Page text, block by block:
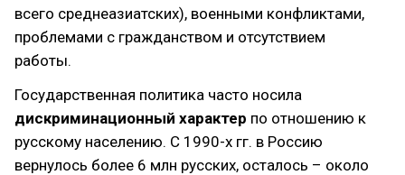
всего среднеазиатских), военными конфликтами,
проблемами с гражданством и отсутствием
работы.
Государственная политика часто носила
дискриминационный характер по отношению к
русскому населению. С 1990-х гг. в Россию
вернулось более 6 млн русских, осталось – около